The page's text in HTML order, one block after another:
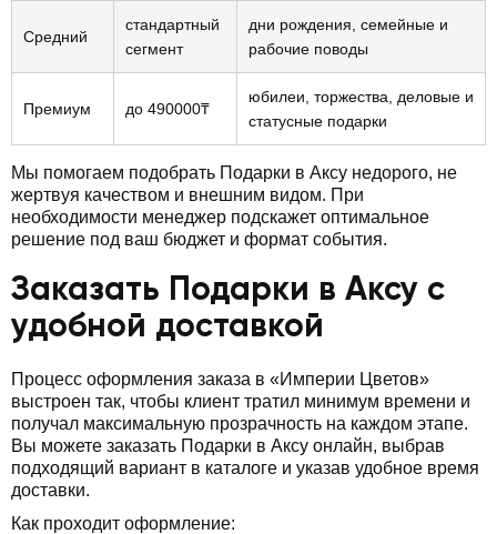
Средний
стандартный
сегмент
дни рождения, семейные и
рабочие поводы
Премиум до 490000₸
юбилеи, торжества, деловые и
статусные подарки
Мы помогаем подобрать Подарки в Аксу недорого, не
жертвуя качеством и внешним видом. При
необходимости менеджер подскажет оптимальное
решение под ваш бюджет и формат события.
Заказать Подарки в Аксу с
удобной доставкой
Процесс оформления заказа в «Империи Цветов»
выстроен так, чтобы клиент тратил минимум времени и
получал максимальную прозрачность на каждом этапе.
Вы можете заказать Подарки в Аксу онлайн, выбрав
подходящий вариант в каталоге и указав удобное время
доставки.
Как проходит оформление: